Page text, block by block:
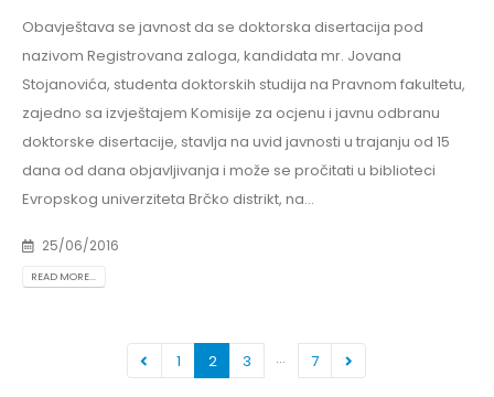
Obavještava se javnost da se doktorska disertacija pod
nazivom Registrovana zaloga, kandidata mr. Jovana
Stojanovića, studenta doktorskih studija na Pravnom fakultetu,
zajedno sa izvještajem Komisije za ocjenu i javnu odbranu
doktorske disertacije, stavlja na uvid javnosti u trajanju od 15
dana od dana objavljivanja i može se pročitati u biblioteci
Evropskog univerziteta Brčko distrikt, na...
25/06/2016
READ MORE...
1 2 3 … 7